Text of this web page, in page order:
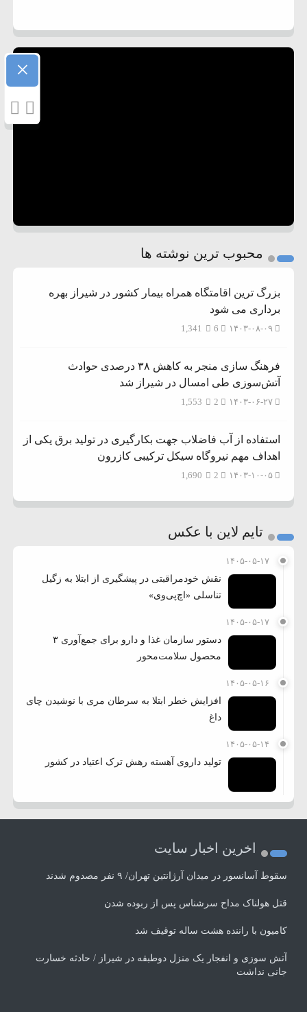
محبوب ترین نوشته ها
بزرگ ترین اقامتگاه همراه بیمار کشور در شیراز بهره
برداری می شود
۱۴۰۳-۰۸-۰۹ 1,341
فرهنگ سازی منجر به کاهش ۳۸ درصدی حوادث
آتش‌سوزی طی امسال در شیراز شد
۱۴۰۳-۰۶-۲۷ 1,553
استفاده از آب فاضلاب جهت بکارگیری در تولید برق یکی از
اهداف مهم نیروگاه سیکل ترکیبی کازرون
۱۴۰۳-۱۰-۰۵ 1,690
تایم لاین با عکس
۱۴۰۵-۰۵-۱۷
نقش خودمراقبتی در پیشگیری از ابتلا به زگیل
تناسلی «اچ‌پی‌وی»
۱۴۰۵-۰۵-۱۷
دستور سازمان غذا و دارو برای جمع‌آوری ۳
محصول سلامت‌محور
۱۴۰۵-۰۵-۱۶
افزایش خطر ابتلا به سرطان مری با نوشیدن چای
داغ
۱۴۰۵-۰۵-۱۴
تولید داروی آهسته رهش ترک اعتیاد در کشور
×
اخرین اخبار سایت
سقوط آسانسور در میدان آرژانتین تهران/ ۹ نفر مصدوم شدند
قتل هولناک مداح سرشناس پس از ربوده شدن
کامیون با راننده هشت ساله توقیف شد
آتش سوزی و انفجار یک منزل دوطبقه در شیراز / حادثه خسارت
جانی نداشت